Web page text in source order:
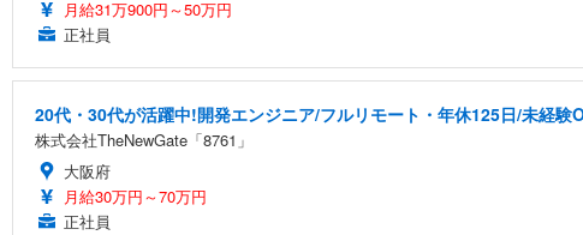
月給31万900円～50万円
正社員
20代・30代が活躍中!開発エンジニア/フルリモート・年休125日/未経験
株式会社TheNewGate「8761」
大阪府
月給30万円～70万円
正社員